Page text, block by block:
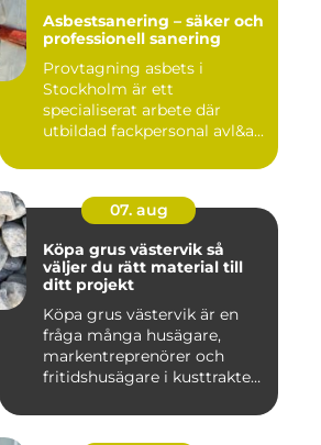
Asbestsanering – säker och
professionell sanering
Provtagning asbets i
Stockholm är ett
specialiserat arbete där
utbildad fackpersonal avl&a...
07. aug
Köpa grus västervik så
väljer du rätt material till
ditt projekt
Köpa grus västervik är en
fråga många husägare,
markentreprenörer och
fritidshusägare i kusttrakten